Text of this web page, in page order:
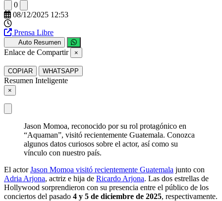
0
08/12/2025 12:53
Prensa Libre
Auto Resumen
Enlace de Compartir ×
COPIAR WHATSAPP
Resumen Inteligente
×
Jason Momoa, reconocido por su rol protagónico en
“Aquaman”, visitó recientemente Guatemala. Conozca
algunos datos curiosos sobre el actor, así como su
vínculo con nuestro país.
El actorJason Momoa visitó recientemente Guatemala junto con
Adria Arjona, actriz e hija de Ricardo Arjona. Las dos estrellas de
Hollywood sorprendieron con su presencia entre el público de los
conciertos del pasado 4 y 5 de diciembre de 2025, respectivamente.